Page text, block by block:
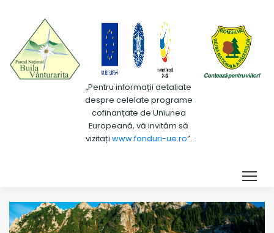
„Pentru informații detaliate
despre celelate programe
cofinanțate de Uniunea
Europeană, vă invităm să
vizitați www.fonduri-ue.ro”.